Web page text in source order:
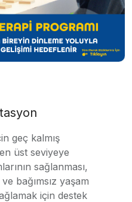
geç kalmış
üst seviyeye
sağlanması,
bağımsız yaşam
için destek